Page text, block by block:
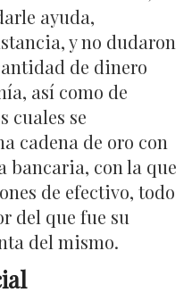
ayuda,
y no dudaron
de dinero
así como de
cuales se
cadena de oro con
bancaria, con la que
de efectivo, todo
del que fue su
del mismo.